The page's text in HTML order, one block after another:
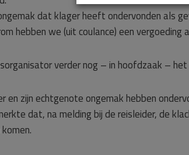
dat klager heeft ondervonden als
hebben we (uit coulance) een
verder nog – in hoofdzaak –
en zijn echtgenote ongemak hebben
dat, na melding bij de reisleider, de